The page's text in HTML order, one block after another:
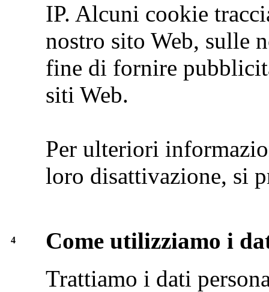
IP. Alcuni cookie
nostro sito Web, sulle
fine di fornire
siti Web.
Per ulteriori
loro disattivazione, si
4
Come utilizziamo i
Trattiamo i dati